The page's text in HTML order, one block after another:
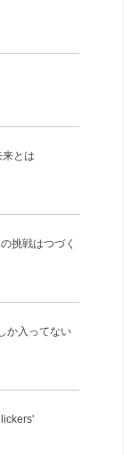
とは
挑戦はつづく
か入ってない